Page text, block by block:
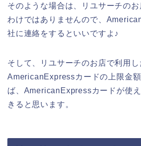
そのような場合は、リユサーチの
わけではありませんので、
社に連絡をするといいですよ♪
そして、リユサーチのお店で利用し
AmericanExpressカードの上限金額
ば、AmericanExpressカードが使
きると思います。